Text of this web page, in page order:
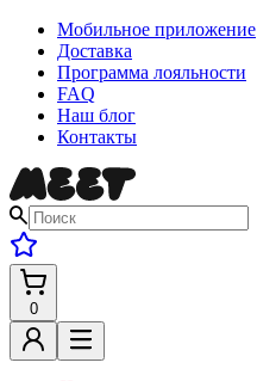
Мобильное приложение
Доставка
Программа лояльности
FAQ
Наш блог
Контакты
0